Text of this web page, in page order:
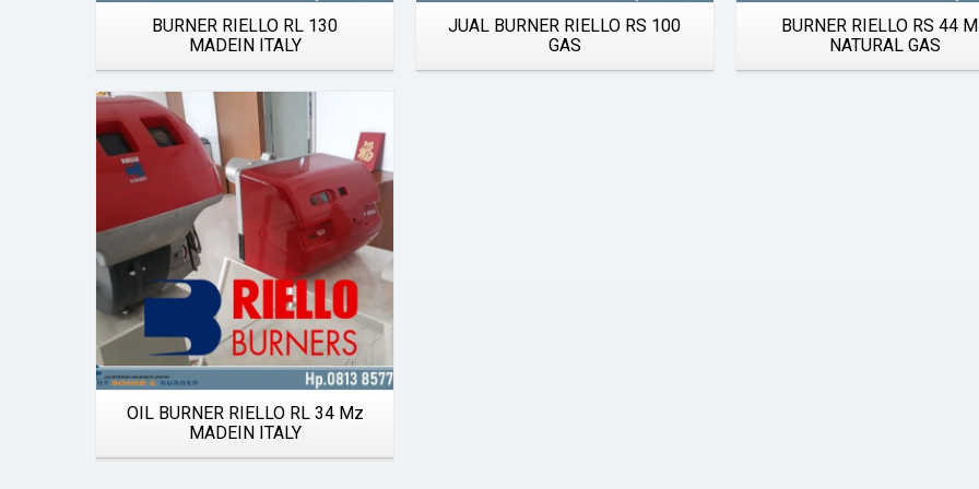
Quick View
BURNER RIELLO RL 130
MADEIN ITALY
Quick View
JUAL BURNER RIELLO RS 100
GAS
Quick View
BURNER RIELLO RS 44
NATURAL GAS
Details
OIL BURNER RIELLO RL 34 Mz
MADEIN ITALY